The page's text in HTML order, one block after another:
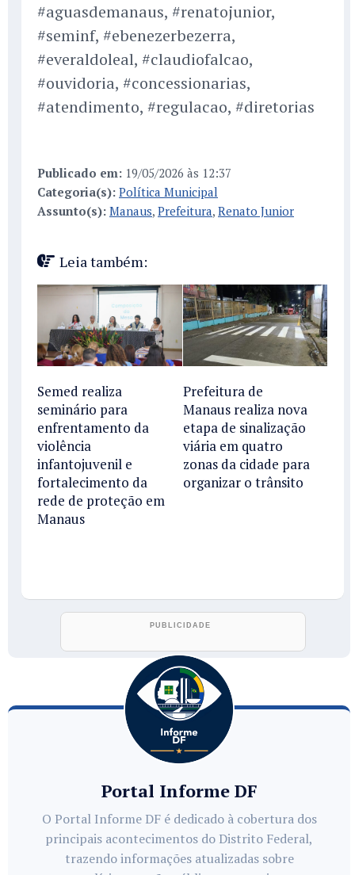
#aguasdemanaus, #renatojunior,
#seminf, #ebenezerbezerra,
#everaldoleal, #claudiofalcao,
#ouvidoria, #concessionarias,
#atendimento, #regulacao, #diretorias
Publicado em: 19/05/2026 às 12:37
Categoria(s): Política Municipal
Assunto(s): Manaus, Prefeitura, Renato Junior
Leia também:
Semed realiza
seminário para
enfrentamento da
violência
infantojuvenil e
fortalecimento da
rede de proteção em
Manaus
Prefeitura de
Manaus realiza nova
etapa de sinalização
viária em quatro
zonas da cidade para
organizar o trânsito
Portal Informe DF
O Portal Informe DF é dedicado à cobertura dos
principais acontecimentos do Distrito Federal,
trazendo informações atualizadas sobre